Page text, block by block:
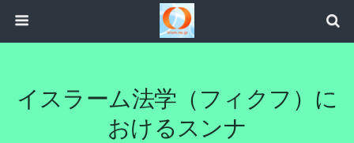
イスラーム法学（フィクフ）に
おけるスンナ